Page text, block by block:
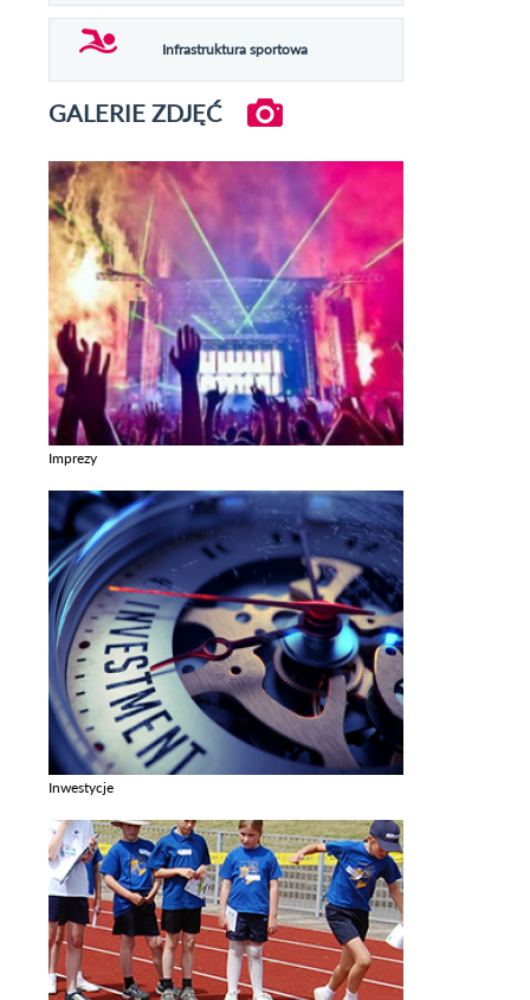
Infrastruktura sportowa
GALERIE ZDJĘĆ
Imprezy
Inwestycje